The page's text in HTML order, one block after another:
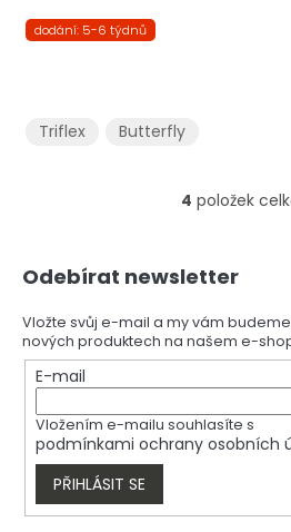
dodání: 5-6 týdnů
Triflex Butterfly
O
a
c
í
v
k
4 položek
Odebírat newsletter
Vložte svůj e-mail a my vám
nových produktech na našem e-
E-mail
Vložením e-mailu souhlasíte s
podmínkami ochrany osobních
PŘIHLÁSIT SE